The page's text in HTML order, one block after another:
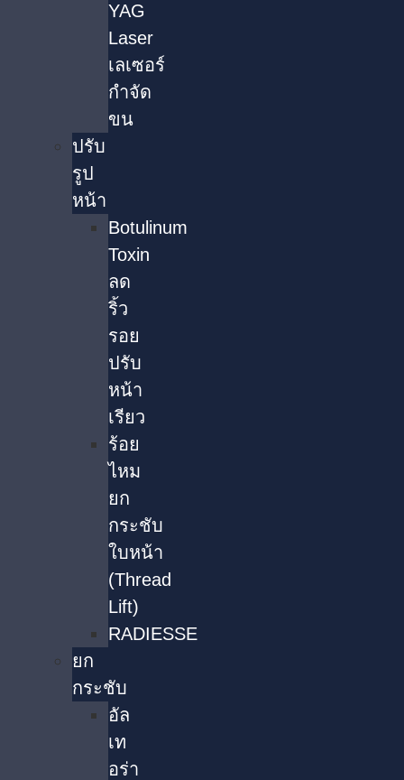
YAG
Laser
เลเซอร์
กำจัด
ขน
ปรับ
รูป
หน้า
Botulinum
Toxin
ลด
ริ้ว
รอย
ปรับ
หน้า
เรียว
ร้อย
ไหม
ยก
กระชับ
ใบหน้า
(Thread
Lift)
RADIESSE
ยก
กระชับ
อัล
เท
อร่า